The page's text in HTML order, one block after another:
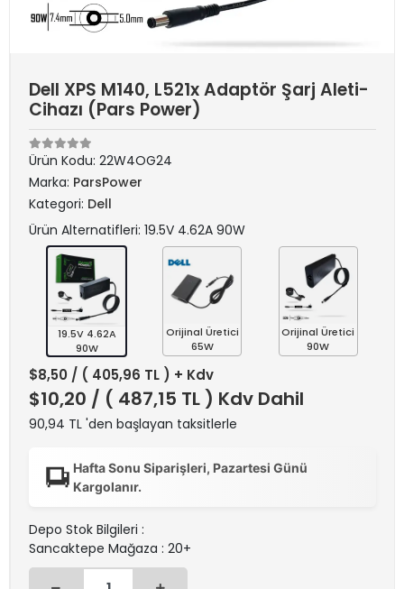
Dell XPS M140, L521x Adaptör Şarj Aleti-
Cihazı (Pars Power)
Ürün Kodu: 22W4OG24
Marka: ParsPower
Kategori: Dell
Ürün Alternatifleri: 19.5V 4.62A 90W
19.5V 4.62A
90W
Orijinal Üretici
65W
Orijinal Üretici
90W
$8,50 / ( 405,96 TL ) + Kdv
$10,20 / ( 487,15 TL ) Kdv Dahil
90,94 TL 'den başlayan taksitlerle
Hafta Sonu Siparişleri, Pazartesi Günü
Kargolanır.
Depo Stok Bilgileri :
Sancaktepe Mağaza : 20+